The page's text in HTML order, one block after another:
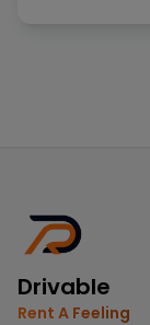
Drivable
Rent A Feeling